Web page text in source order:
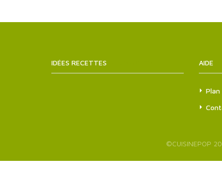
IDÉES RECETTES AIDE
Plan
©CUISINEPOP